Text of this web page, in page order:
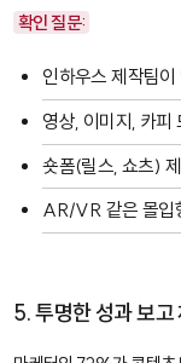
확인 질문:
인하우스 제작팀
영상, 이미지, 카피
숏폼(릴스, 쇼츠)
AR/VR 같은 몰입
5. 투명한 성과 보고